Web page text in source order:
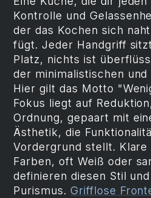
Kontrolle und
der das Kochen sich
fügt. Jeder Handgriff
Platz, nichts ist
der minimalistischen
Hier gilt das Motto
Fokus liegt auf
Ordnung, gepaart mit
Ästhetik, die
Vordergrund stellt. Klare
Farben, oft Weiß oder
definieren diesen Stil
Purismus. Grifflose